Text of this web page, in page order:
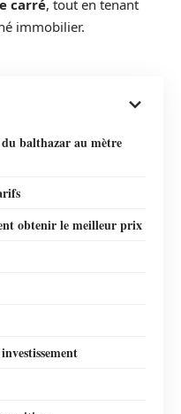
carré, tout en tenant
immobilier.
balthazar au mètre
obtenir le meilleur prix